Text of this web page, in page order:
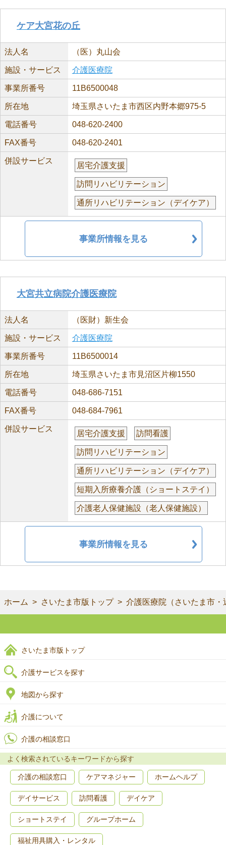
ケア大宮花の丘
法人名 （医）丸山会
施設・サービス 介護医療院
事業所番号 11B6500048
所在地 埼玉県さいたま市西区内野本郷975-5
電話番号 048-620-2400
FAX番号 048-620-2401
併設サービス
居宅介護支援
訪問リハビリテーション
通所リハビリテーション（デイケア）
事業所情報を見る
大宮共立病院介護医療院
法人名 （医財）新生会
施設・サービス 介護医療院
事業所番号 11B6500014
所在地 埼玉県さいたま市見沼区片柳1550
電話番号 048-686-7151
FAX番号 048-684-7961
併設サービス
居宅介護支援 訪問看護
訪問リハビリテーション
通所リハビリテーション（デイケア）
短期入所療養介護（ショートステイ）
介護老人保健施設（老人保健施設）
事業所情報を見る
ホーム さいたま市版トップ 介護医療院（さいたま市・
さいたま市版トップ
介護サービスを探す
地図から探す
介護について
介護の相談窓口
よく検索されているキーワードから探す
介護の相談窓口 ケアマネジャー ホームヘルプ
デイサービス 訪問看護 デイケア
ショートステイ グループホーム
福祉用具購入・レンタル